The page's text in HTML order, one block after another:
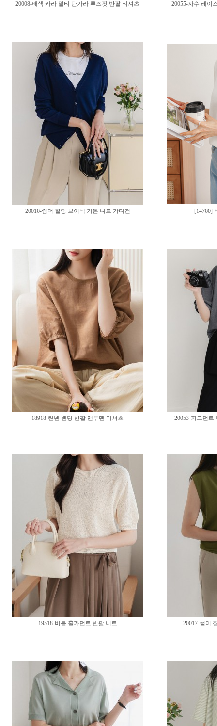
20008-배색 카라 멀티 단가라 루즈핏 반팔 티셔츠 20055-자수 레이
20016-썸머 찰랑 브이넥 기본 니트 가디건 [14760]
18918-린넨 밴딩 반팔 맨투맨 티셔츠 20053-피그먼트
19518-버블 홀가먼트 반팔 니트 20017-썸머